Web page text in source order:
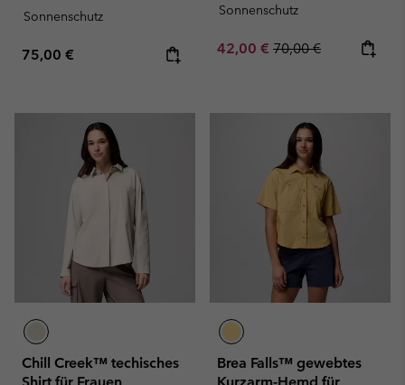
Sonnenschutz
Regular price:
75,00 €
Sonnenschutz
Sale price:
42,00 € Regular price:
70,00 €
Chill Creek™ techisches
Brea Falls™ gewebtes